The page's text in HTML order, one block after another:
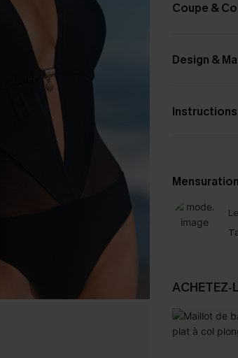
Coupe &
Design &